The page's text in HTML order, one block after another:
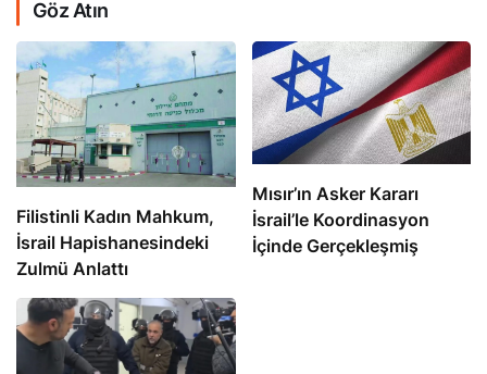
Filistinli Kadın Mahkum,
İsrail Hapishanesindeki
Zulmü Anlattı
Mısır’ın Asker Kararı
İsrail’le Koordinasyon
İçinde Gerçekleşmiş